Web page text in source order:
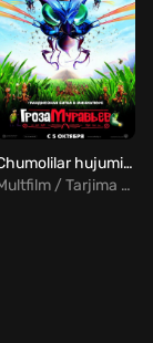
Chumolilar hujumi / Chumolilar xujumi Uzbek tilida
Multfilm / Tarjima / Komediya / Sarguzasht